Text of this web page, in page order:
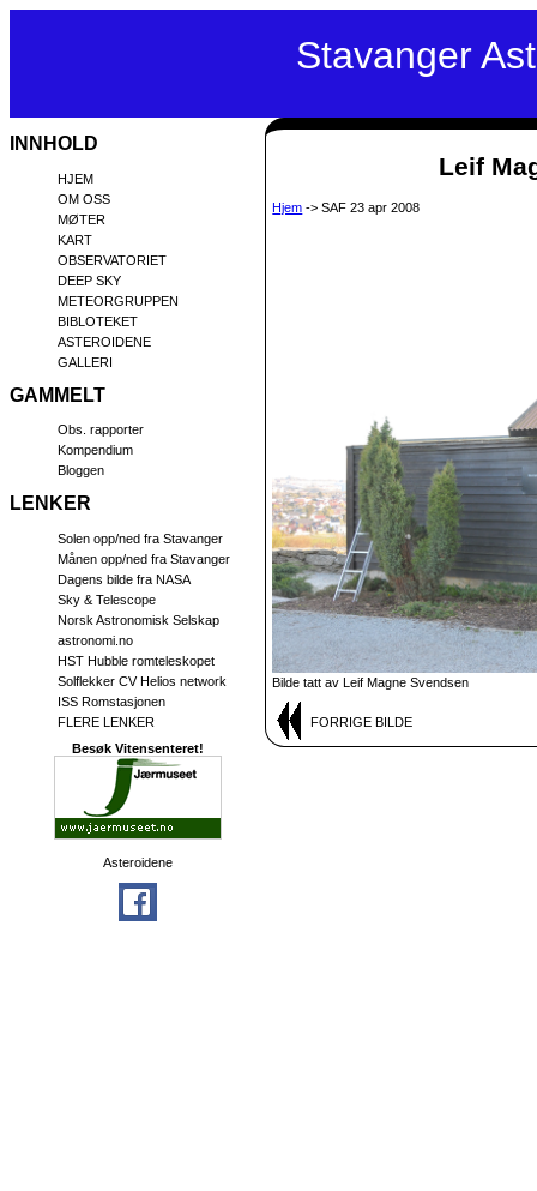
Stavanger
INNHOLD
HJEM
OM OSS
MØTER
KART
OBSERVATORIET
DEEP SKY
METEORGRUPPEN
BIBLOTEKET
ASTEROIDENE
GALLERI
GAMMELT
Obs. rapporter
Kompendium
Bloggen
LENKER
Solen opp/ned fra Stavanger
Månen opp/ned fra Stavanger
Dagens bilde fra NASA
Sky & Telescope
Norsk Astronomisk Selskap
astronomi.no
HST Hubble romteleskopet
Solflekker CV Helios network
ISS Romstasjonen
FLERE LENKER
Besøk Vitensenteret!
Asteroidene
Leif
Hjem -> SAF 23 apr 2008
Bilde tatt av Leif Magne Svendsen
FORRIGE BILDE